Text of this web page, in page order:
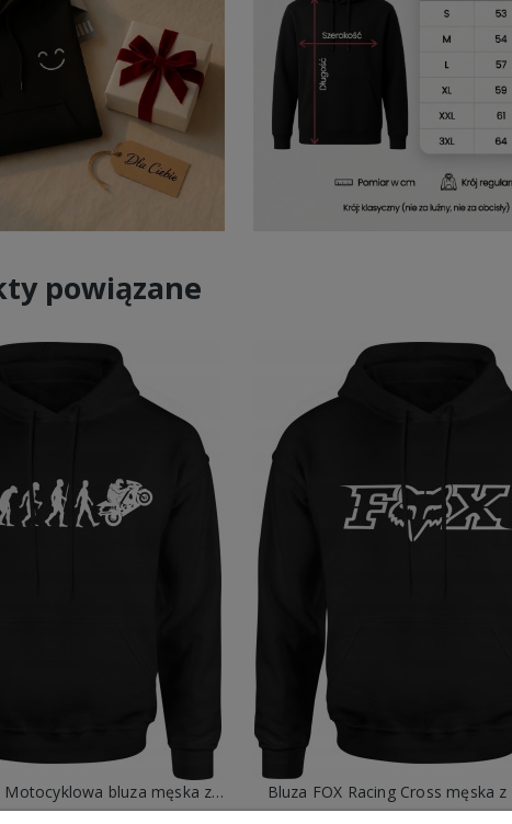
kapturem Alpinestars męska
doskonale komponuje się z różnymi
kroju, tworząc stylizacje pełne luzu i charakteru. Dzięki
męskie Alpinestars z kapturem
świetnie wpisują się w miejski styl
się o każdej porze roku, niezależnie od okazji. Jeżeli cenisz
z kapturem męska
będzie strzałem w dziesiątkę. Jej
powiązane
Ścigacz Ewolucja Motocyklowa bluza męska z kapturem prezent dla motocyklisty
Bluza FOX Racing Cross męska